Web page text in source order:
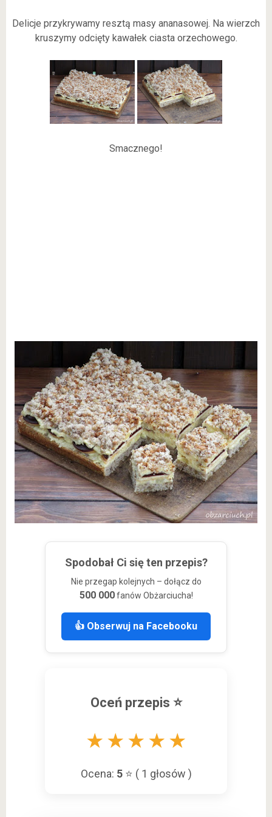
Delicje przykrywamy resztą masy ananasowej. Na wierzch
kruszymy odcięty kawałek ciasta orzechowego.
Smacznego!
Spodobał Ci się ten przepis?
Nie przegap kolejnych – dołącz do
500 000fanów Obżarciucha!
👍 Obserwuj na Facebooku
Oceń przepis ⭐
★ ★ ★ ★ ★
Ocena: 5⭐ ( 1 głosów )